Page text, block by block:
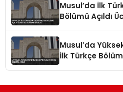
Musul’da İlk
Bölümü Açıldı
Musul’da
İlk Türkçe